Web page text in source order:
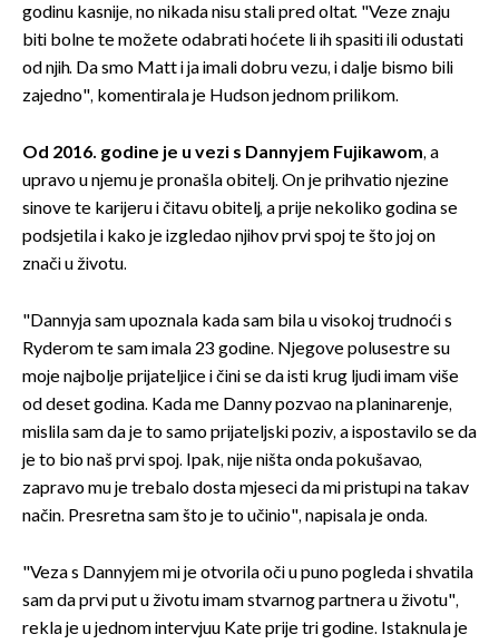
godinu kasnije, no nikada nisu stali pred oltat. "Veze znaju
biti bolne te možete odabrati hoćete li ih spasiti ili odustati
od njih. Da smo Matt i ja imali dobru vezu, i dalje bismo bili
zajedno", komentirala je Hudson jednom prilikom.
Od 2016. godine je u vezi s Dannyjem Fujikawom, a
upravo u njemu je pronašla obitelj. On je prihvatio njezine
sinove te karijeru i čitavu obitelj, a prije nekoliko godina se
podsjetila i kako je izgledao njihov prvi spoj te što joj on
znači u životu.
"Dannyja sam upoznala kada sam bila u visokoj trudnoći s
Ryderom te sam imala 23 godine. Njegove polusestre su
moje najbolje prijateljice i čini se da isti krug ljudi imam više
od deset godina. Kada me Danny pozvao na planinarenje,
mislila sam da je to samo prijateljski poziv, a ispostavilo se da
je to bio naš prvi spoj. Ipak, nije ništa onda pokušavao,
zapravo mu je trebalo dosta mjeseci da mi pristupi na takav
način. Presretna sam što je to učinio", napisala je onda.
"Veza s Dannyjem mi je otvorila oči u puno pogleda i shvatila
sam da prvi put u životu imam stvarnog partnera u životu",
rekla je u jednom intervjuu Kate prije tri godine. Istaknula je